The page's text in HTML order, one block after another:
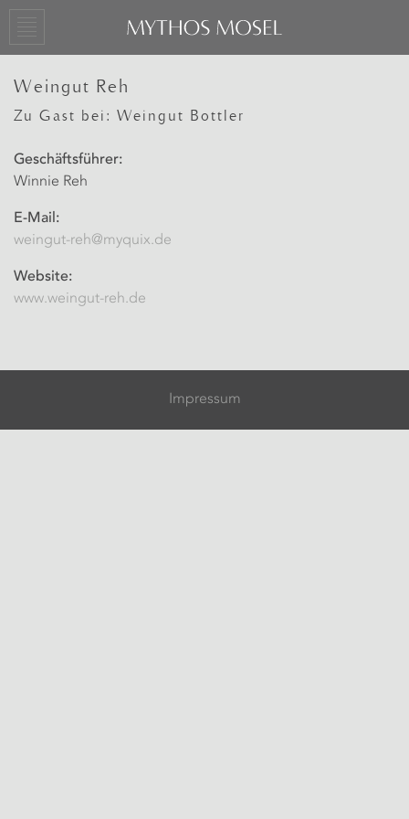
Weingut Reh
Zu Gast bei: Weingut Bottler
Geschäftsführer:
Winnie Reh
E-Mail:
weingut-reh@myquix.de
Website:
www.weingut-reh.de
Impressum